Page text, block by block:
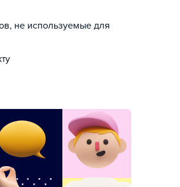
не используемые для